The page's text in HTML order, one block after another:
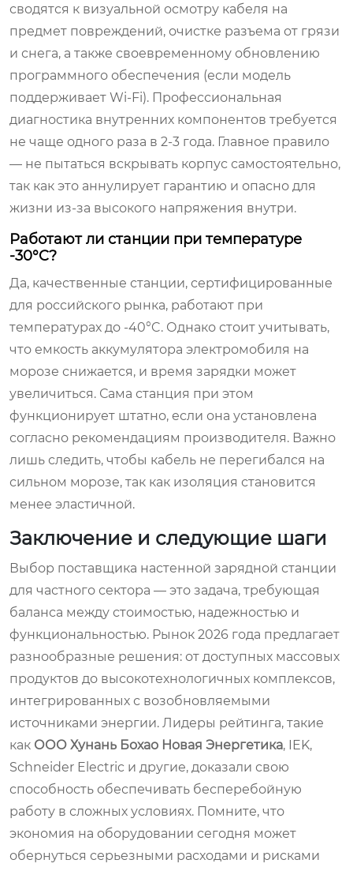
сводятся к визуальной осмотру кабеля на
предмет повреждений, очистке разъема от грязи
и снега, а также своевременному обновлению
программного обеспечения (если модель
поддерживает Wi-Fi). Профессиональная
диагностика внутренних компонентов требуется
не чаще одного раза в 2-3 года. Главное правило
— не пытаться вскрывать корпус самостоятельно,
так как это аннулирует гарантию и опасно для
жизни из-за высокого напряжения внутри.
Работают ли станции при температуре
-30°C?
Да, качественные станции, сертифицированные
для российского рынка, работают при
температурах до -40°C. Однако стоит учитывать,
что емкость аккумулятора электромобиля на
морозе снижается, и время зарядки может
увеличиться. Сама станция при этом
функционирует штатно, если она установлена
согласно рекомендациям производителя. Важно
лишь следить, чтобы кабель не перегибался на
сильном морозе, так как изоляция становится
менее эластичной.
Заключение и следующие шаги
Выбор поставщика настенной зарядной станции
для частного сектора — это задача, требующая
баланса между стоимостью, надежностью и
функциональностью. Рынок 2026 года предлагает
разнообразные решения: от доступных массовых
продуктов до высокотехнологичных комплексов,
интегрированных с возобновляемыми
источниками энергии. Лидеры рейтинга, такие
как ООО Хунань Бохао Новая Энергетика, IEK,
Schneider Electric и другие, доказали свою
способность обеспечивать бесперебойную
работу в сложных условиях. Помните, что
экономия на оборудовании сегодня может
обернуться серьезными расходами и рисками